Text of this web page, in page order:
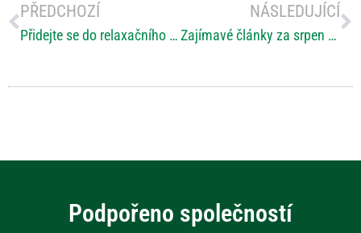
PŘEDCHOZÍ
Přidejte se do relaxačního programu pro osoby s RS
NÁSLEDUJÍCÍ
Zajímavé články za srpen o RS nejen na českých portálech a v médiích
Podpořeno společností